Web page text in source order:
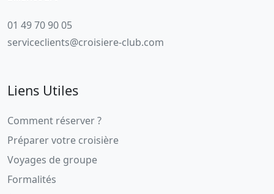
01 49 70 90 05
serviceclients@croisiere-club.com
Liens Utiles
Comment réserver ?
Préparer votre croisière
Voyages de groupe
Formalités